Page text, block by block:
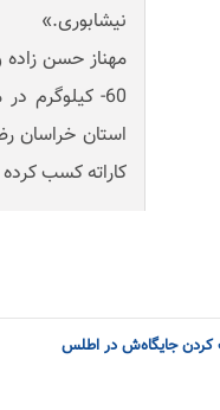
نیشابوری.»
مهناز حسن زاده
60- کیلوگرم
کاراته کسب
کردن جایگاه‌ش در اطلس